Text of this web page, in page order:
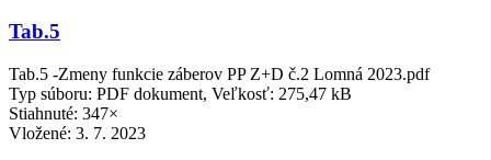
Tab.5
Tab.5 -Zmeny funkcie záberov PP Z+D č.2 Lomná 2023.pdf
Typ súboru: PDF dokument, Veľkosť: 275,47 kB
Stiahnuté: 347×
Vložené: 3. 7. 2023